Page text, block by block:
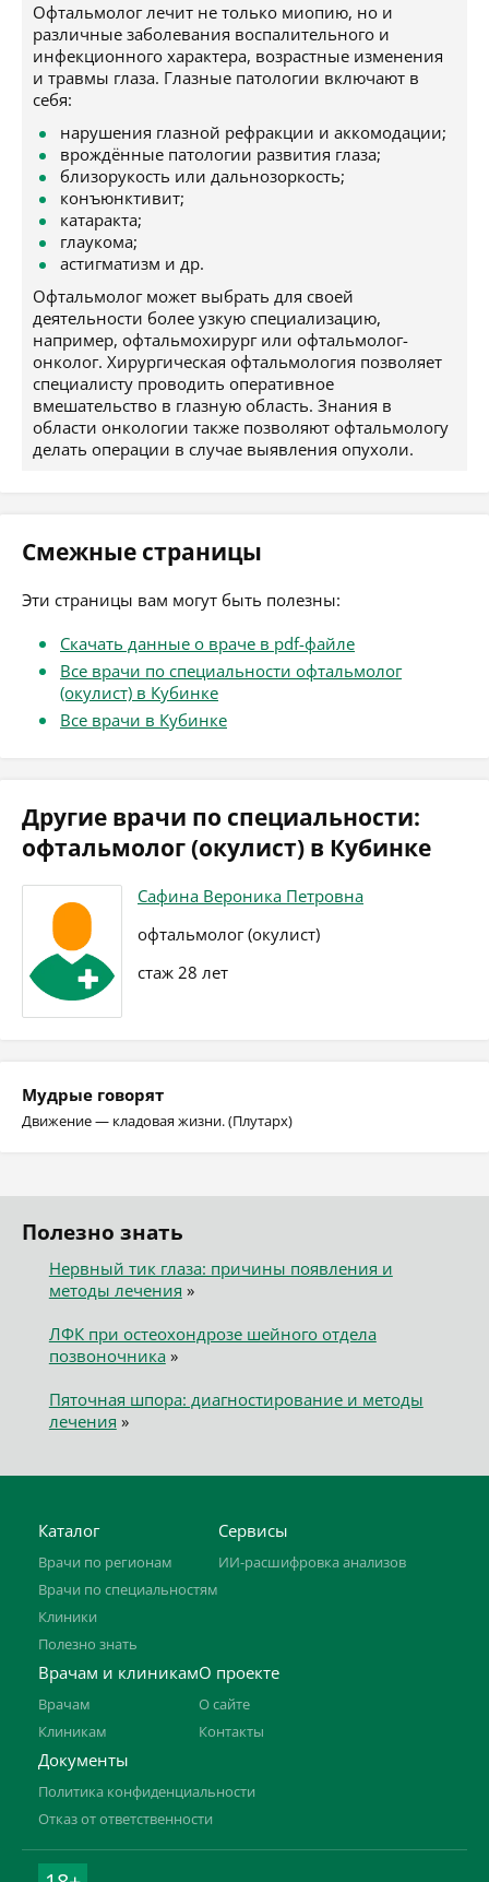
Офтальмолог лечит не только миопию, но и
различные заболевания воспалительного и
инфекционного характера, возрастные изменения
и травмы глаза. Глазные патологии включают в
себя:
нарушения глазной рефракции и аккомодации;
врождённые патологии развития глаза;
близорукость или дальнозоркость;
конъюнктивит;
катаракта;
глаукома;
астигматизм и др.
Офтальмолог может выбрать для своей
деятельности более узкую специализацию,
например, офтальмохирург или офтальмолог-
онколог. Хирургическая офтальмология позволяет
специалисту проводить оперативное
вмешательство в глазную область. Знания в
области онкологии также позволяют офтальмологу
делать операции в случае выявления опухоли.
Смежные страницы
Эти страницы вам могут быть полезны:
Скачать данные о враче в pdf-файле
Все врачи по специальности офтальмолог
(окулист) в Кубинке
Все врачи в Кубинке
Другие врачи по специальности:
офтальмолог (окулист) в Кубинке
Сафина Вероника Петровна
офтальмолог (окулист)
стаж 28 лет
Мудрые говорят
Движение — кладовая жизни. (Плутарх)
Полезно знать
Нервный тик глаза: причины появления и
методы лечения »
ЛФК при остеохондрозе шейного отдела
позвоночника»
Пяточная шпора: диагностирование и методы
лечения »
Каталог
Врачи по регионам
Врачи по специальностям
Клиники
Полезно знать
Сервисы
ИИ-расшифровка анализов
Врачам и клиникам
Врачам
Клиникам
О проекте
О сайте
Контакты
Документы
Политика конфиденциальности
Отказ от ответственности